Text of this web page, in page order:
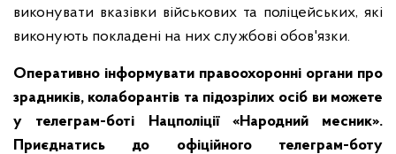
виконувати вказівки військових та поліцейських, які
виконують покладені на них службові обов'язки.
Оперативно інформувати правоохоронні органи про
зрадників, колаборантів та підозрілих осіб ви можете
у телеграм-боті Нацполіції «Народний месник».
Приєднатись до офіційного телеграм-боту